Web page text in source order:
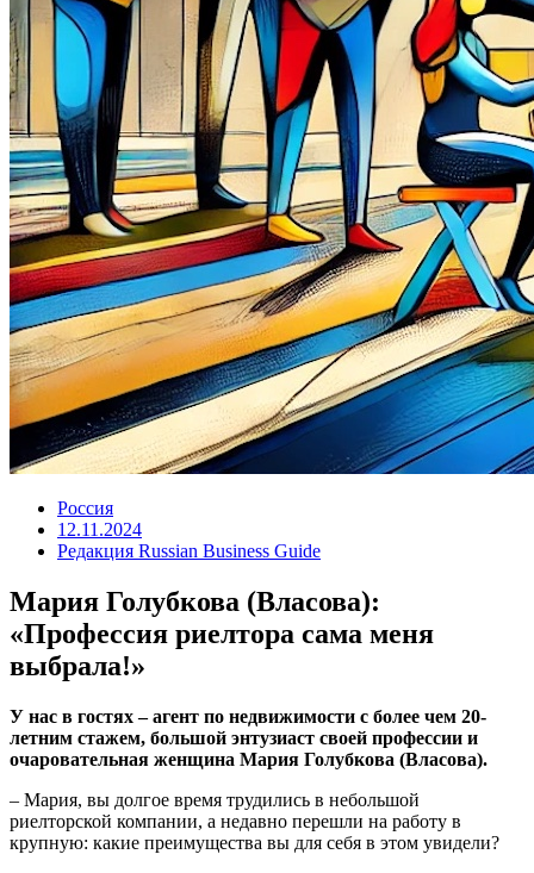
Россия
12.11.2024
Редакция Russian Business Guide
Мария Голубкова (Власова):
«Профессия риелтора сама меня
выбрала!»
У нас в гостях – агент по недвижимости с более чем 20-
летним стажем, большой энтузиаст своей профессии и
очаровательная женщина Мария Голубкова (Власова).
– Мария, вы долгое время трудились в небольшой
риелторской компании, а недавно перешли на работу в
крупную: какие преимущества вы для себя в этом увидели?